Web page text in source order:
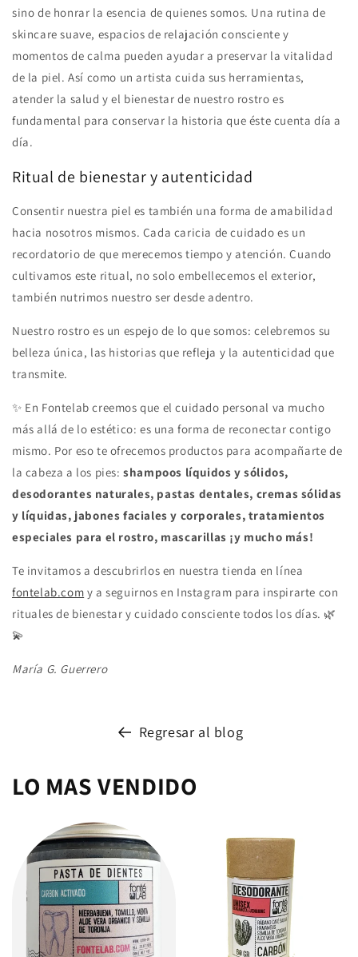
sino de honrar la esencia de quienes somos. Una rutina de
skincare suave, espacios de relajación consciente y
momentos de calma pueden ayudar a preservar la vitalidad
de la piel. Así como un artista cuida sus herramientas,
atender la salud y el bienestar de nuestro rostro es
fundamental para conservar la historia que éste cuenta día a
día.
Ritual de bienestar y autenticidad
Consentir nuestra piel es también una forma de amabilidad
hacia nosotros mismos. Cada caricia de cuidado es un
recordatorio de que merecemos tiempo y atención. Cuando
cultivamos este ritual, no solo embellecemos el exterior,
también nutrimos nuestro ser desde adentro.
Nuestro rostro es un espejo de lo que somos: celebremos su
belleza única, las historias que refleja y la autenticidad que
transmite.
✨ En Fontelab creemos que el cuidado personal va mucho
más allá de lo estético: es una forma de reconectar contigo
mismo. Por eso te ofrecemos productos para acompañarte de
la cabeza a los pies:shampoos líquidos y sólidos,
desodorantes naturales, pastas dentales, cremas sólidas
y líquidas, jabones faciales y corporales, tratamientos
especiales para el rostro, mascarillas ¡y mucho más!
Te invitamos a descubrirlos en nuestra tienda en línea
fontelab.com y a seguirnos en Instagram para inspirarte con
rituales de bienestar y cuidado consciente todos los días. 🌿
💫
María G. Guerrero
Regresar al blog
LO MAS VENDIDO